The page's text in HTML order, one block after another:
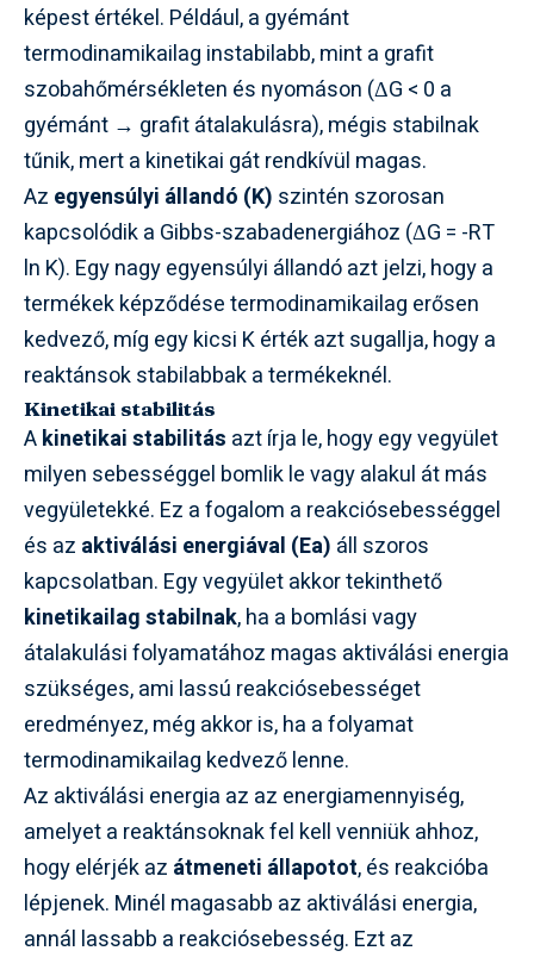
képest értékel. Például, a gyémánt
termodinamikailag instabilabb, mint a grafit
szobahőmérsékleten és nyomáson (ΔG < 0 a
gyémánt → grafit átalakulásra), mégis stabilnak
tűnik, mert a kinetikai gát rendkívül magas.
Az egyensúlyi állandó (K) szintén szorosan
kapcsolódik a Gibbs-szabadenergiához (ΔG = -RT
ln K). Egy nagy egyensúlyi állandó azt jelzi, hogy a
termékek képződése termodinamikailag erősen
kedvező, míg egy kicsi K érték azt sugallja, hogy a
reaktánsok stabilabbak a termékeknél.
Kinetikai stabilitás
Akinetikai stabilitás azt írja le, hogy egy vegyület
milyen sebességgel bomlik le vagy alakul át más
vegyületekké. Ez a fogalom a reakciósebességgel
és az aktiválási energiával (Ea) áll szoros
kapcsolatban. Egy vegyület akkor tekinthető
kinetikailag stabilnak, ha a bomlási vagy
átalakulási folyamatához magas aktiválási energia
szükséges, ami lassú reakciósebességet
eredményez, még akkor is, ha a folyamat
termodinamikailag kedvező lenne.
Az aktiválási energia az az energiamennyiség,
amelyet a reaktánsoknak fel kell venniük ahhoz,
hogy elérjék az átmeneti állapotot, és reakcióba
lépjenek. Minél magasabb az aktiválási energia,
annál lassabb a reakciósebesség. Ezt az